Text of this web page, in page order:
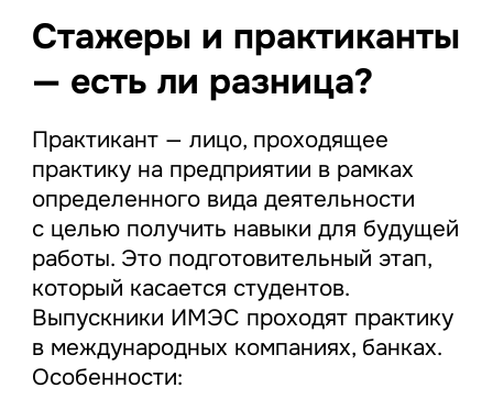
Стажеры и практиканты
— есть ли разница?
Практикант — лицо, проходящее
практику на предприятии в рамках
определенного вида деятельности
с целью получить навыки для будущей
работы. Это подготовительный этап,
который касается студентов.
Выпускники ИМЭС проходят практику
в международных компаниях, банках.
Особенности: